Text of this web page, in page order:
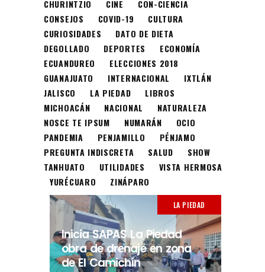
CHURINTZIO CINE
CON-CIENCIA
CONSEJOS
COVID-19
CULTURA
CURIOSIDADES
DATO DE DIETA
DEGOLLADO
DEPORTES
ECONOMÍA
ECUANDUREO
ELECCIONES 2018
GUANAJUATO
INTERNACIONAL
IXTLÁN
JALISCO
LA PIEDAD
LIBROS
MICHOACÁN
NACIONAL
NATURALEZA
NOSCE TE IPSUM
NUMARÁN
OCIO
PANDEMIA
PENJAMILLO
PÉNJAMO
PREGUNTA INDISCRETA
SALUD
SHOW
TANHUATO
UTILIDADES
VISTA HERMOSA
YURÉCUARO
ZINÁPARO
LA PIEDAD
Inicia SAPAS La Piedad
obra de drenaje en zona
de El Camichín